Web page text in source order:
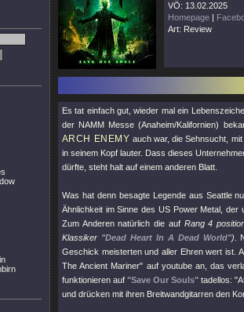
VÖ: 13.02.2025
Homepage |
Art: Review
Es tat einfach gut, wieder mal ein
der NAMM Messe (Anaheim/Kalifornien)
ARCH ENEMY auch war, die Sehnsucht,
in seinem Kopf lauter. Dass dieses
dürfte, steht halt auf einem anderen Blatt.
Was hat denn besagte Legende aus Seattle
Ähnlichkeit im Sinne des US Power Metal,
Zum Anderen natürlich die auf Rang 4
Klassiker "Dead Heart In A Dead World") .
Geschick meisterten und aller Ehren wert ist.
The Ancient Mariner" auf youtube an, das
funktionieren auf "Save Our Souls" tadellos:
und drücken mit ihren Breitwandgitarren den